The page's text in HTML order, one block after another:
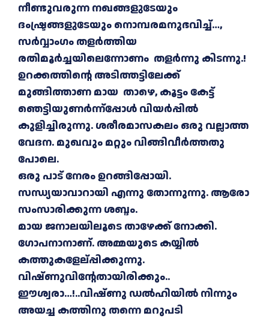
നീണ്ടുവരുന്ന നഖങ്ങളുടേയും
ദംഷ്ട്രങ്ങളുടേയും നൊമ്പരമനുഭവിച്ച്…,
സർവ്വാംഗം തളർത്തിയ
രതിമൂർച്ചയിലെന്നോണം തളർന്നു കിടന്നു.!
ഉറക്കത്തിന്റെ അടിത്തട്ടിലേക്ക്
മുങ്ങിത്താണ മായ താഴെ, കൂട്ടം കേട്ട്
ഞെട്ടിയുണർന്ന്പ്പോൾ വിയർപ്പിൽ
കുളിച്ചിരുന്നു. ശരീരമാസകലം ഒരു വല്ലാത്ത
വേദന. മുഖവും മറ്റും വിങ്ങിവീർത്തതു
പോലെ.
ഒരു പാട് നേരം ഉറങ്ങിപ്പോയി.
സന്ധ്യയാവാറായി എന്നു തോന്നുന്നു. ആരോ
സംസാരിക്കുന്ന ശബ്ദം.
മായ ജനാലയിലൂടെ താഴേക്ക് നോക്കി.
ഗോപനാനാണ്. അമ്മയുടെ കയ്യിൽ
കത്തുകളേല്പ്പിക്കുന്നു.
വിഷ്ണുവിന്റേതായിരിക്കും..
ഈശ്വരാ…!..വിഷ്ണു ഡൽഹിയിൽ നിന്നും
അയച്ച കത്തിനു തന്നെ മറുപടി